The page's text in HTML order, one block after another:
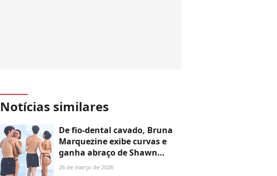
Notícias similares
De fio-dental cavado, Bruna
Marquezine exibe curvas e
ganha abraço de Shawn
Mendes em dia de mar no Rio;
26 de março de 2026